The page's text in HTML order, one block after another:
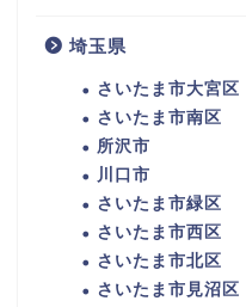
埼玉県
さいたま市大宮区
さいたま市南区
所沢市
川口市
さいたま市緑区
さいたま市西区
さいたま市北区
さいたま市見沼区